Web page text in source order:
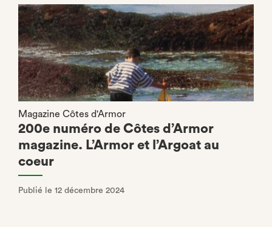
Magazine Côtes d'Armor
200e numéro de Côtes d’Armor
magazine. L’Armor et l’Argoat au
coeur
Publié le 12 décembre 2024